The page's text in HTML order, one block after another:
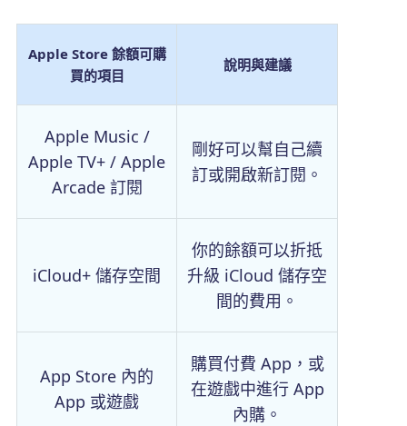
Apple Store 餘額可購
買的項目
說明與建議
Apple Music /
Apple TV+ / Apple
Arcade 訂閱
剛好可以幫自己續
訂或開啟新訂閱。
iCloud+ 儲存空間
你的餘額可以折抵
升級 iCloud 儲存空
間的費用。
App Store 內的
App 或遊戲
購買付費 App，或
在遊戲中進行 App
內購。